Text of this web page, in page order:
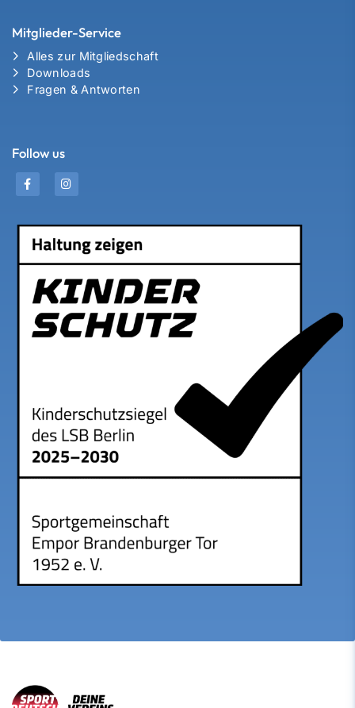
Mitglieder-Service
Alles zur Mitgliedschaft
Downloads
Fragen & Antworten
Follow us